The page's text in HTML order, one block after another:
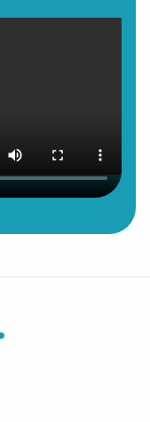
چاپ
تعداد کم
چاپ فوری
در طرح کهن فایل
ترندهای
امروز طراحی
بیشتری به تجربه